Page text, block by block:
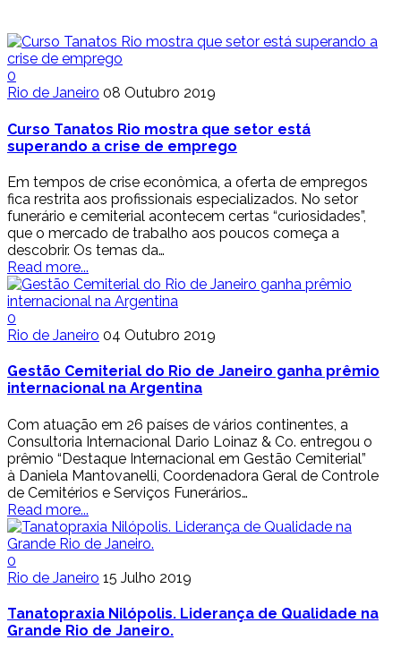
0
Rio de Janeiro 08 Outubro 2019
Curso Tanatos Rio mostra que setor está
superando a crise de emprego
Em tempos de crise econômica, a oferta de empregos
fica restrita aos profissionais especializados. No setor
funerário e cemiterial acontecem certas “curiosidades”,
que o mercado de trabalho aos poucos começa a
descobrir. Os temas da…
Read more...
0
Rio de Janeiro 04 Outubro 2019
Gestão Cemiterial do Rio de Janeiro ganha prêmio
internacional na Argentina
Com atuação em 26 países de vários continentes, a
Consultoria Internacional Dario Loinaz & Co. entregou o
prêmio “Destaque Internacional em Gestão Cemiterial”
à Daniela Mantovanelli, Coordenadora Geral de Controle
de Cemitérios e Serviços Funerários…
Read more...
0
Rio de Janeiro 15 Julho 2019
Tanatopraxia Nilópolis. Liderança de Qualidade na
Grande Rio de Janeiro.